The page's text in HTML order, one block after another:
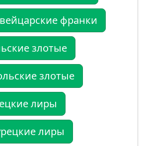
франки
злотые
злотые
лиры
лиры